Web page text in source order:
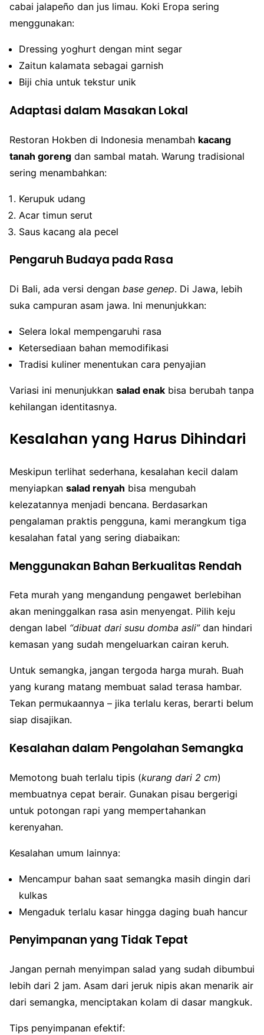
cabai jalapeño dan jus limau. Koki Eropa sering
menggunakan:
Dressing yoghurt dengan mint segar
Zaitun kalamata sebagai garnish
Biji chia untuk tekstur unik
Adaptasi dalam Masakan Lokal
Restoran Hokben di Indonesia menambah kacang
tanah goreng dan sambal matah. Warung tradisional
sering menambahkan:
Kerupuk udang
Acar timun serut
Saus kacang ala pecel
Pengaruh Budaya pada Rasa
Di Bali, ada versi dengan base genep. Di Jawa, lebih
suka campuran asam jawa. Ini menunjukkan:
Selera lokal mempengaruhi rasa
Ketersediaan bahan memodifikasi
Tradisi kuliner menentukan cara penyajian
Variasi ini menunjukkan salad enak bisa berubah tanpa
kehilangan identitasnya.
Kesalahan yang Harus Dihindari
Meskipun terlihat sederhana, kesalahan kecil dalam
menyiapkan salad renyah bisa mengubah
kelezatannya menjadi bencana. Berdasarkan
pengalaman praktis pengguna, kami merangkum tiga
kesalahan fatal yang sering diabaikan:
Menggunakan Bahan Berkualitas Rendah
Feta murah yang mengandung pengawet berlebihan
akan meninggalkan rasa asin menyengat. Pilih keju
dengan label “dibuat dari susu domba asli”dan hindari
kemasan yang sudah mengeluarkan cairan keruh.
Untuk semangka, jangan tergoda harga murah. Buah
yang kurang matang membuat salad terasa hambar.
Tekan permukaannya – jika terlalu keras, berarti belum
siap disajikan.
Kesalahan dalam Pengolahan Semangka
Memotong buah terlalu tipis (kurang dari 2 cm)
membuatnya cepat berair. Gunakan pisau bergerigi
untuk potongan rapi yang mempertahankan
kerenyahan.
Kesalahan umum lainnya:
Mencampur bahan saat semangka masih dingin dari
kulkas
Mengaduk terlalu kasar hingga daging buah hancur
Penyimpanan yang Tidak Tepat
Jangan pernah menyimpan salad yang sudah dibumbui
lebih dari 2 jam. Asam dari jeruk nipis akan menarik air
dari semangka, menciptakan kolam di dasar mangkuk.
Tips penyimpanan efektif: